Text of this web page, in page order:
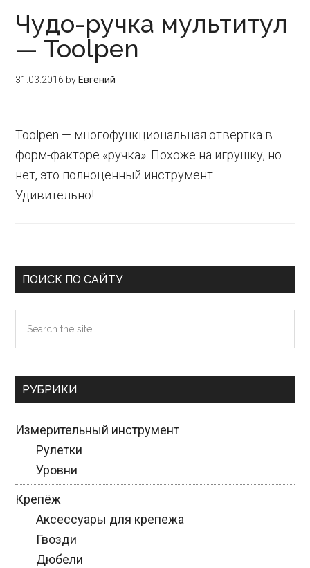
Чудо-ручка мультитул
— Toolpen
31.03.2016 by Евгений
Toolpen — многофункциональная отвёртка в
форм-факторе «ручка». Похоже на игрушку, но
нет, это полноценный инструмент.
Удивительно!
Primary
ПОИСК ПО САЙТУ
...
РУБРИКИ
Измерительный инструмент
Рулетки
Уровни
Крепёж
Аксессуары для крепежа
Гвозди
Дюбели